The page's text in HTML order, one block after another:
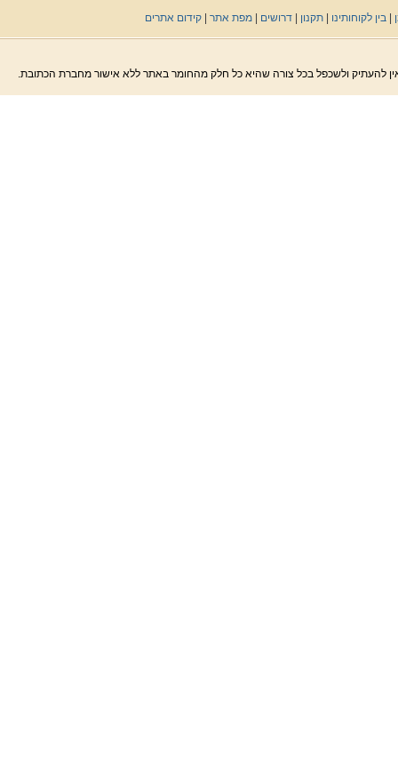
|בין לקוחותינו |תקנון |דרושים |מפת אתר |קידום אתרים
אין להעתיק ולשכפל בכל צורה שהיא כל חלק מהחומר באתר ללא אישור מחברת הכתובת.